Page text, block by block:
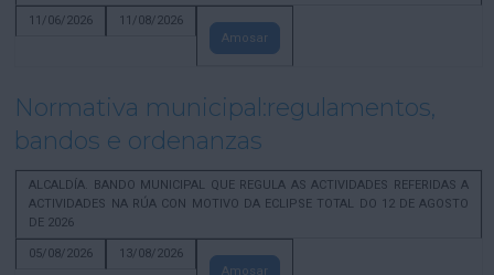
11/06/2026
11/08/2026
Amosar
Normativa municipal:regulamentos,
bandos e ordenanzas
ALCALDÍA. BANDO MUNICIPAL QUE REGULA AS ACTIVIDADES REFERIDAS A
ACTIVIDADES NA RÚA CON MOTIVO DA ECLIPSE TOTAL DO 12 DE AGOSTO
DE 2026
05/08/2026
13/08/2026
Amosar